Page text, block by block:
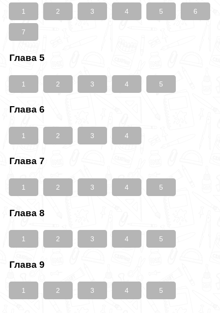
1 2 3 4 5 6
7
Глава 5
1 2 3 4 5
Глава 6
1 2 3 4
Глава 7
1 2 3 4 5
Глава 8
1 2 3 4 5
Глава 9
1 2 3 4 5